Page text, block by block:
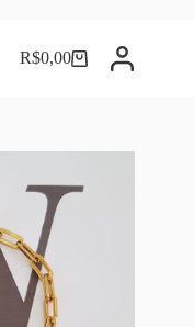
Carrinho
R$0,00